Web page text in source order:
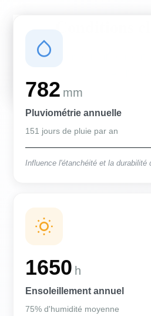
Des conditions qui
782 mm
Pluviométrie annuelle
151 jours de pluie par an
Influence l'étanchéité et la durabilité
1650 h
Ensoleillement annuel
75% d'humidité moyenne